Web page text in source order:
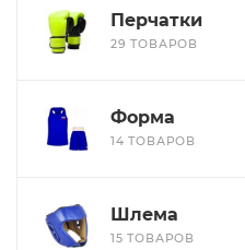
Перчатки
29 ТОВАРОВ
Форма
14 ТОВАРОВ
Шлема
15 ТОВАРОВ